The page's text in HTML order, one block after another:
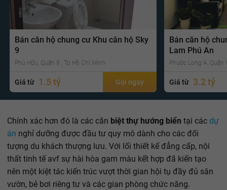
Bán căn hộ chung cư Khu căn hộ Sky
9
Phú Hữu, Quận 9 , Tp Hồ Chí Minh
Giá từ 1.5 tỷ Gọi ngay
Bán căn hộ
Lam Phú An
Phước Long A, Quận
Giá từ 3.2 tỷ
Chính xác hơn đó là các căn biệt thự hướng biển tại các dự
án nghỉ dưỡng được đầu tư quy mô dành cho các đối
tượng du khách thượng lưu. Với lối thiết kế đẳng cấp, nội
thất tinh tế avf sự hài hòa gam màu kết hợp đã kiến tạo
nên một kiệt tác kiến trúc vượt thời gian hội tụ đầy đủ sân
vườn, bẻ bơi riêng tư và các gian phòng chức năng.